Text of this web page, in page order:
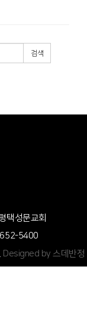
검색
택성문교회
5400
Designed by 스데반정